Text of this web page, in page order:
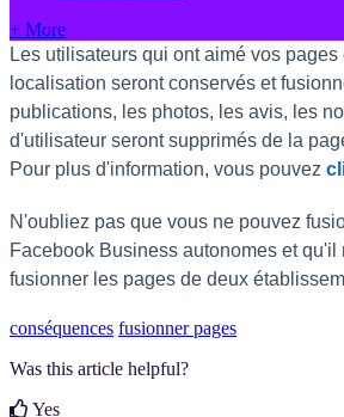
+ More
Les utilisateurs qui ont aimé vos pages
localisation seront conservés et
publications, les photos, les avis, les
d'utilisateur seront supprimés de la
Pour plus d'information, vous pouvez
N'oubliez pas que vous ne pouvez
Facebook Business autonomes et
fusionner les pages de deux
conséquences fusionner pages
Was this article helpful?
Yes